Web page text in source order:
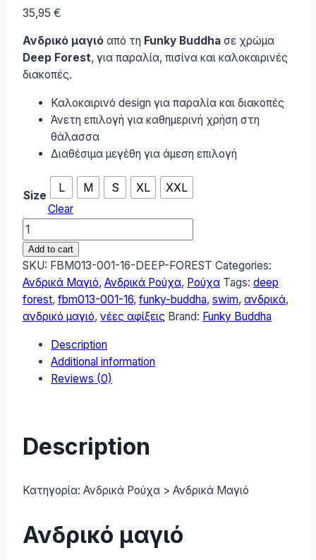
35,95 €
Ανδρικό μαγιό από τη Funky Buddha σε χρώμα
Deep Forest, για παραλία, πισίνα και καλοκαιρινές
διακοπές.
Καλοκαιρινό design για παραλία και διακοπές
Άνετη επιλογή για καθημερινή χρήση στη
θάλασσα
Διαθέσιμα μεγέθη για άμεση επιλογή
Size
L M S XL XXL
Clear
Funky
Buddha
Ανδρικό
μαγιό
Deep
Forest
001-
DEEP-
Add to cart
SKU: FBM013-001-16-DEEP-FOREST Categories:
Ανδρικά Μαγιό, Ανδρικά Ρούχα, Ρούχα Tags: deep
forest, fbm013-001-16, funky-buddha, swim, ανδρικά,
ανδρικό μαγιό, νέες αφίξεις Brand: Funky Buddha
Description
Additional information
Reviews (0)
Description
Κατηγορία: Ανδρικά Ρούχα > Ανδρικά Μαγιό
Ανδρικό μαγιό